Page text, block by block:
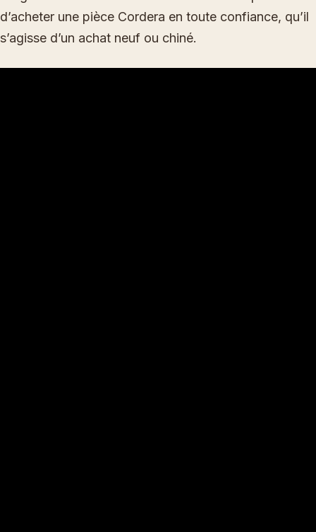
d’acheter une pièce Cordera en toute confiance, qu’il
s’agisse d’un achat neuf ou chiné.